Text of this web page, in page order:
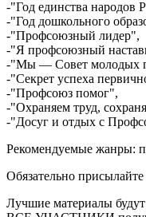
-"Год единства народов
-"Год дошкольного
-"Профсоюзный лидер",
-"Я профсоюзный
-"Мы — Совет молодых
-"Секрет успеха
-"Профсоюз помог",
-"Охраняем труд,
-"Досуг и отдых с
Рекомендуемые жанры:
Обязательно
Лучшие материалы